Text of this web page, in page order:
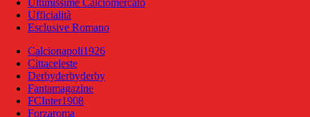
Ultimissime Calciomercato
Ufficialità
Esclusive Romano
Calcionapoli1926
Cittaceleste
Derbyderbyderby
Fantamagazine
FCInter1908
Forzaroma